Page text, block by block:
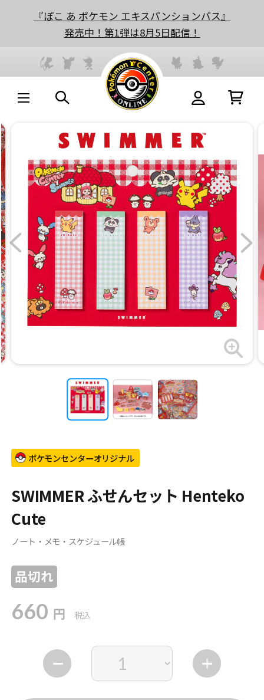
『ぽこ あ ポケモン エキスパンションパス』
発売中！第1弾は8月5日配信！
ポケモンセンターオリジナル
SWIMMER ふせんセット Henteko
Cute
ノート・メモ・スケジュール帳
品切れ
660 円 税込